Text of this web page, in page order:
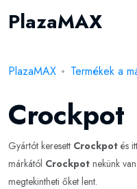
PlazaMAX
PlazaMAX Termékek a
Crockpot
Gyártót keresett Crockpot és
márkától Crockpot nekünk
megtekintheti őket lent.